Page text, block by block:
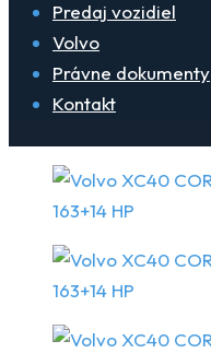
Predaj vozidiel
Volvo
Právne dokumenty
Kontakt